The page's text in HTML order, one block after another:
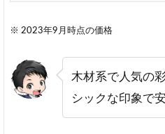
な
黒
檀
※ 2023年9月時点の価格
木材系で人気の
シックな印象で